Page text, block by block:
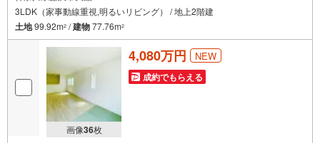
3LDK（家事動線重視,明るいリビング） / 地上2階建
土地99.92m2 /建物77.76m2
画像36枚
4,080万円 NEW
成約でもらえる